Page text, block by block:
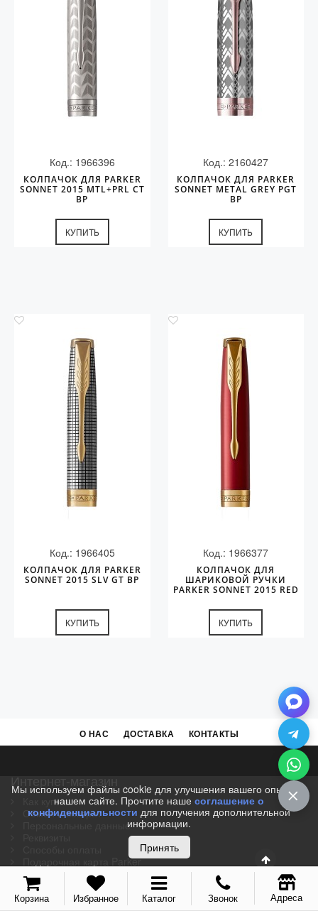
Код.: 1966396
КОЛПАЧОК ДЛЯ PARKER
SONNET 2015 MTL+PRL CT
BP
КУПИТЬ
Код.: 2160427
КОЛПАЧОК ДЛЯ PARKER
SONNET METAL GREY PGT
BP
КУПИТЬ
Код.: 1966405
КОЛПАЧОК ДЛЯ PARKER
SONNET 2015 SLV GT BP
КУПИТЬ
Код.: 1966377
КОЛПАЧОК ДЛЯ
ШАРИКОВОЙ РУЧКИ
PARKER SONNET 2015 RED
КУПИТЬ
О НАС ДОСТАВКА КОНТАКТЫ
Интернет-магазин
Как купить
Обмен и возврат
Персональные данные
Подарочная карта Parker
Корпоративным клиентам
Корзина Избранное Каталог Звонок Адреса
Мы используем файлы cookie для улучшения вашего опыта на
нашем сайте. Прочтите наше соглашение о
конфиденциальности для получения дополнительной
информации.
Принять